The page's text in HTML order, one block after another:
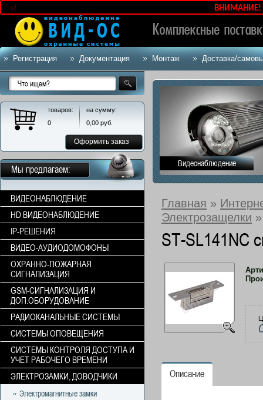
Регистрация Документация Монтаж Доставка/
ВНИМАНИЕ!
Видеонаблюдение
Главная »
Электрозащелки
ST-SL141NC
Описание
товаров:
0
на сумму:
0,00 руб.
Оформить заказ
Мы предлагаем:
ВИДЕОНАБЛЮДЕНИЕ
HD ВИДЕОНАБЛЮДЕНИЕ
IP-РЕШЕНИЯ
ВИДЕО-АУДИОДОМОФОНЫ
ОХРАННО-ПОЖАРНАЯ
СИГНАЛИЗАЦИЯ
GSM-СИГНАЛИЗАЦИЯ И
ДОП.ОБОРУДОВАНИЕ
РАДИОКАНАЛЬНЫЕ СИСТЕМЫ
СИСТЕМЫ ОПОВЕЩЕНИЯ
СИСТЕМЫ КОНТРОЛЯ ДОСТУПА И
УЧЕТ РАБОЧЕГО ВРЕМЕНИ
ЭЛЕКТРОЗАМКИ, ДОВОДЧИКИ
Электромагнитные замки